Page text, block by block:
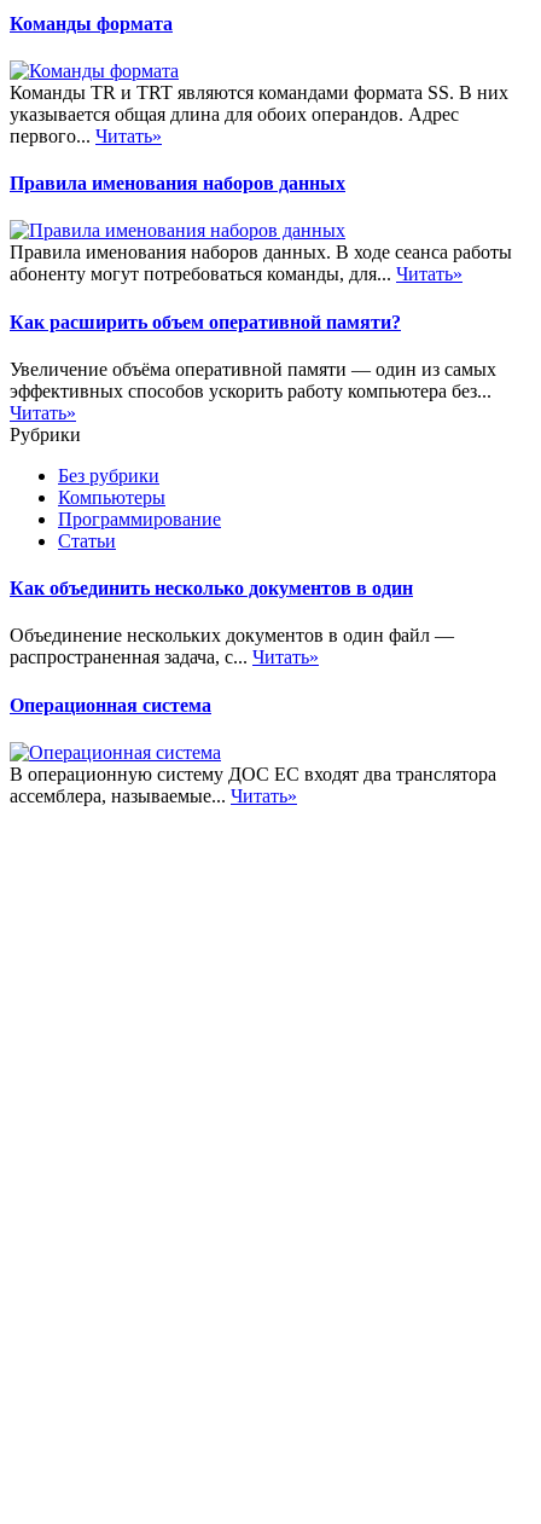
Команды формата
Команды TR и TRT являются командами формата SS. В них
указывается общая длина для обоих операндов. Адрес
первого... Читать»
Правила именования наборов данных
Правила именования наборов данных. В ходе сеанса работы
абоненту могут потребоваться команды, для... Читать»
Как расширить объем оперативной памяти?
Увеличение объёма оперативной памяти — один из самых
эффективных способов ускорить работу компьютера без...
Читать»
Рубрики
Без рубрики
Компьютеры
Программирование
Статьи
Как объединить несколько документов в один
Объединение нескольких документов в один файл —
распространенная задача, с... Читать»
Операционная система
В операционную систему ДОС ЕС входят два транслятора
ассемблера, называемые... Читать»